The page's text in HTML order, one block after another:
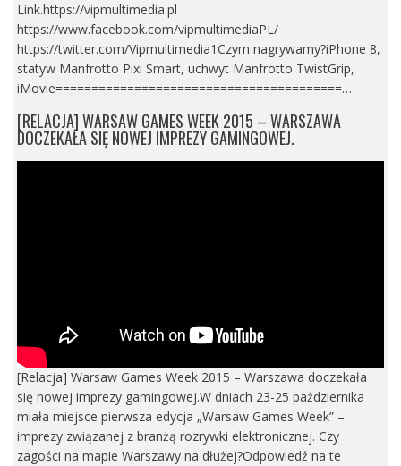
Link.https://vipmultimedia.pl
https://www.facebook.com/vipmultimediaPL/
https://twitter.com/Vipmultimedia1Czym nagrywamy?iPhone 8,
statyw Manfrotto Pixi Smart, uchwyt Manfrotto TwistGrip,
iMovie========================================…
[RELACJA] WARSAW GAMES WEEK 2015 – WARSZAWA
DOCZEKAŁA SIĘ NOWEJ IMPREZY GAMINGOWEJ.
[Relacja] Warsaw Games Week 2015 – Warszawa doczekała
się nowej imprezy gamingowej.W dniach 23-25 października
miała miejsce pierwsza edycja „Warsaw Games Week” –
imprezy związanej z branżą rozrywki elektronicznej. Czy
zagości na mapie Warszawy na dłużej?Odpowiedź na te